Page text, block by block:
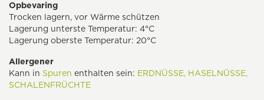
Opbevaring
Trocken lagern, vor Wärme schützen
Lagerung unterste Temperatur: 4°C
Lagerung oberste Temperatur: 20°C
Allergener
Kann in Spuren enthalten sein: ERDNÜSSE, HASELNÜSSE,
SCHALENFRÜCHTE